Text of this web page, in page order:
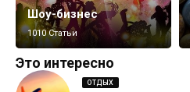
Шоу-бизнес
1010 Статьи
Это интересно
ОТДЫХ